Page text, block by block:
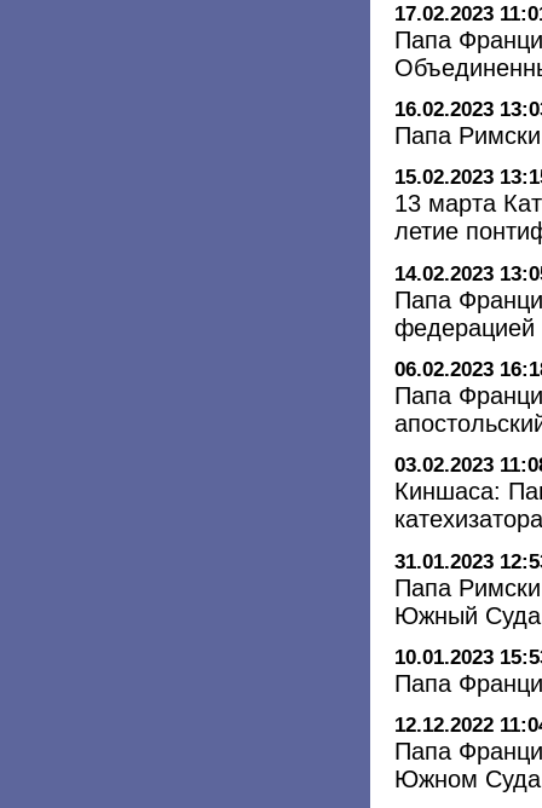
17.02.2023
Папа
16.02.2023
Папа
15.02.2023
13 марта
летие
14.02.2023
Папа
федерацией
06.02.2023
Папа
03.02.2023
Киншаса:
31.01.2023
Папа
Южный
10.01.2023
Папа
12.12.2022
Папа
Южном